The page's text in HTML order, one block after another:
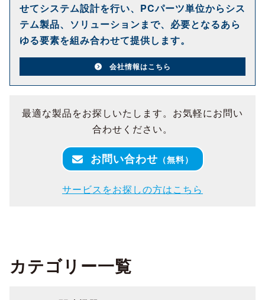
せてシステム設計を行い、PCパーツ単位からシス
テム製品、ソリューションまで、必要となるあら
ゆる要素を組み合わせて提供します。
会社情報はこちら
最適な製品をお探しいたします。お気軽にお問い
合わせください。
お問い合わせ （無料）
サービスをお探しの方はこちら
カテゴリー一覧